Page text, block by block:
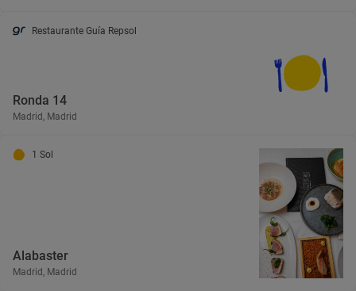
Restaurante Guía Repsol
Ronda 14
Madrid, Madrid
1 Sol
Alabaster
Madrid, Madrid